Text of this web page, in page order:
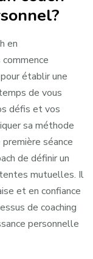
en
établir une
de vous
défis et vos
sa méthode
séance
de définir un
mutuelles. Il
et en confiance
de coaching
personnelle